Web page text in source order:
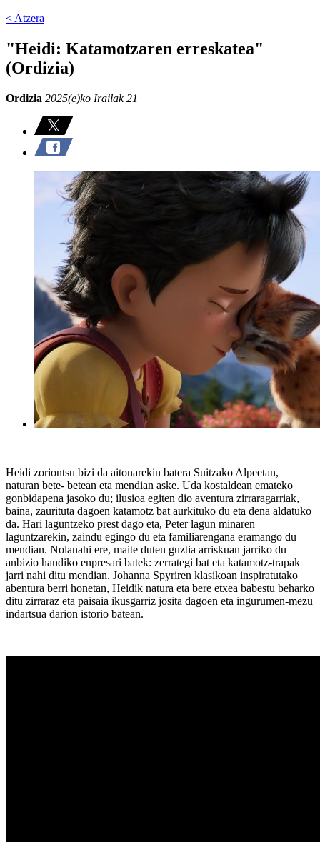
< Atzera
"Heidi: Katamotzaren erreskatea"
(Ordizia)
Ordizia 2025(e)ko Irailak 21
Heidi zoriontsu bizi da aitonarekin batera Suitzako Alpeetan,
naturan bete- betean eta mendian aske. Uda kostaldean emateko
gonbidapena jasoko du; ilusioa egiten dio aventura zirraragarriak,
baina, zaurituta dagoen katamotz bat aurkituko du eta dena aldatuko
da. Hari laguntzeko prest dago eta, Peter lagun minaren
laguntzarekin, zaindu egingo du eta familiarengana eramango du
mendian. Nolanahi ere, maite duten guztia arriskuan jarriko du
anbizio handiko enpresari batek: zerrategi bat eta katamotz-trapak
jarri nahi ditu mendian. Johanna Spyriren klasikoan inspiratutako
abentura berri honetan, Heidik natura eta bere etxea babestu beharko
ditu zirraraz eta paisaia ikusgarriz josita dagoen eta ingurumen-mezu
indartsua darion istorio batean.